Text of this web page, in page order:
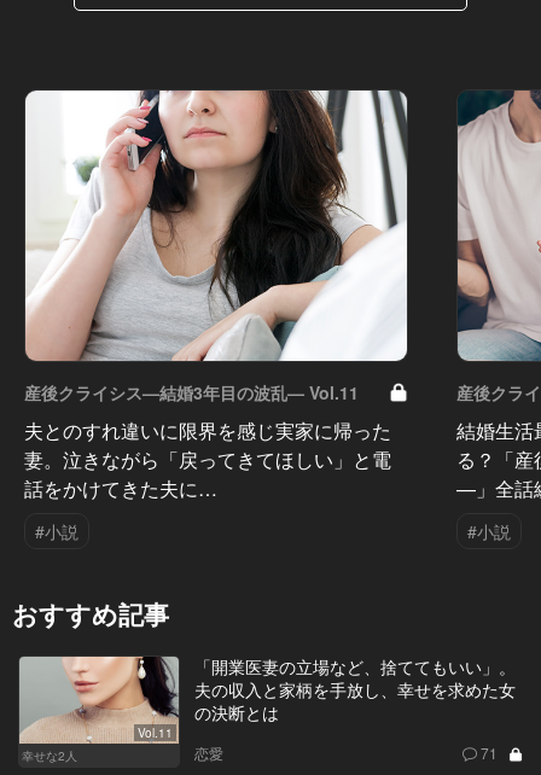
産後クライシス—結婚3年目の波乱— Vol.11
夫とのすれ違いに限界を感じ実家に帰った
妻。泣きながら「戻ってきてほしい」と電
話をかけてきた夫に…
#小説
産後クラ
結婚生活
る？「
—」全話
#小説
おすすめ記事
Vol.11
幸せな2人
「開業医妻の立場など、捨ててもいい」。
夫の収入と家柄を手放し、幸せを求めた女
の決断とは
恋愛 71